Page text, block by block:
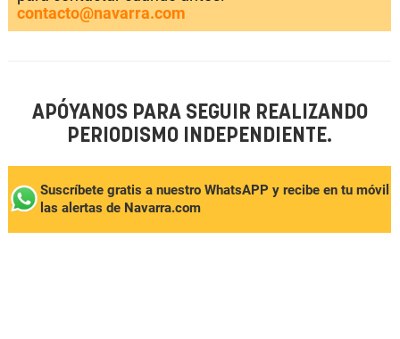
contacto@navarra.com
APÓYANOS PARA SEGUIR REALIZANDO
PERIODISMO INDEPENDIENTE.
Suscríbete gratis a nuestro WhatsAPP y recibe en tu móvil
las alertas de Navarra.com